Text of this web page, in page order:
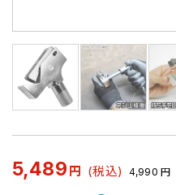
5,489 円 (税込) 4,990 円